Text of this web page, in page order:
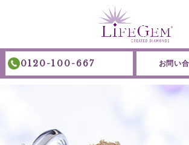
0120-100-667 お問い